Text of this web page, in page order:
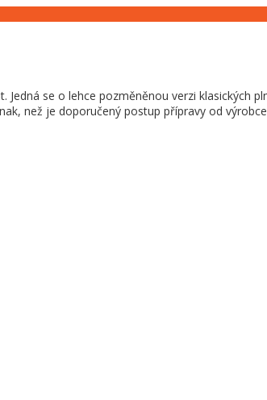
se o lehce pozměněnou verzi klasických
než je doporučený postup přípravy od